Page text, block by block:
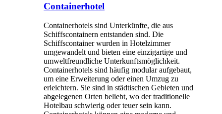
Containerhotel
Containerhotels sind Unterkünfte, die aus
Schiffscontainern entstanden sind. Die
Schiffscontainer wurden in Hotelzimmer
umgewandelt und bieten eine einzigartige und
umweltfreundliche Unterkunftsmöglichkeit.
Containerhotels sind häufig modular aufgebaut,
um eine Erweiterung oder einen Umzug zu
erleichtern. Sie sind in städtischen Gebieten und
abgelegenen Orten beliebt, wo der traditionelle
Hotelbau schwierig oder teuer sein kann.